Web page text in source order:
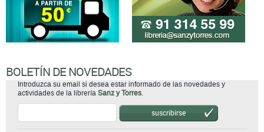
BOLETÍN DE NOVEDADES
Introduzca su email si desea estar informado de las novedades y
actividades de la librería Sanz y Torres.
suscribirse